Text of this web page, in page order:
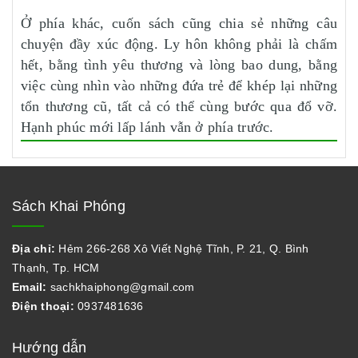
Ở phía khác, cuốn sách cũng chia sẻ những câu
chuyện đầy xúc động. Ly hôn không phải là chấm
hết, bằng tình yêu thương và lòng bao dung, bằng
việc cùng nhìn vào những đứa trẻ để khép lại những
tổn thương cũ, tất cả có thể cùng bước qua đổ vỡ.
Hạnh phúc mới lấp lánh vẫn ở phía trước.
Sách Khai Phóng
Địa chỉ: Hẻm 266-268 Xô Viết Nghệ Tĩnh, P. 21, Q. Bình
Thạnh, Tp. HCM
Email: sachkhaiphong@gmail.com
Điện thoại: 0937481636
Hướng dẫn